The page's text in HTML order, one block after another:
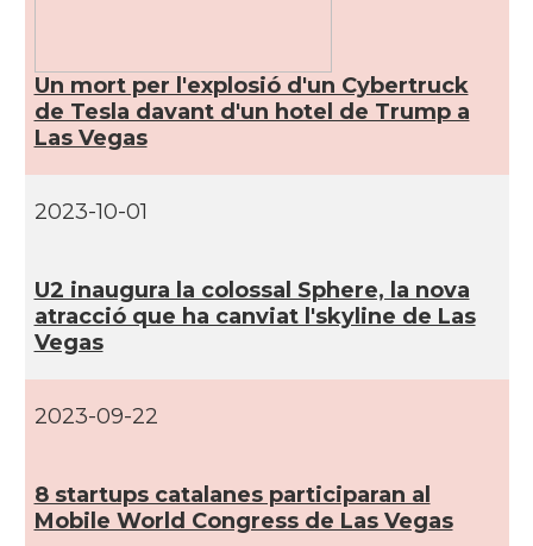
CAMON Catalans a INDIANA
CAMON
CAMON
CAMON
CAMON
Catalans a Los Angeles
Un mort per l'explosió d'un Cybertruck
de Tesla davant d'un hotel de Trump a
Las Vegas
2023-10-01
U2 inaugura la colossal Sphere, la nova
atracció que ha canviat l'skyline de Las
Vegas
2023-09-22
8 startups catalanes participaran al
Mobile World Congress de Las Vegas